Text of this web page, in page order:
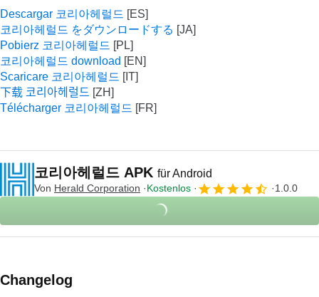
Descargar 코리아헤럴드
코리아헤럴드 をダウンロードする
Pobierz 코리아헤럴드
코리아헤럴드 download
Scaricare 코리아헤럴드
下载 코리아헤럴드
Télécharger 코리아헤럴드
코리아헤럴드 APK für Android
Von Herald Corporation Kostenlos 1.0.0
Changelog